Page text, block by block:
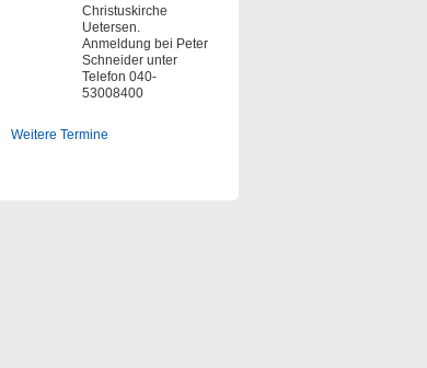
Christuskirche
Uetersen.
Anmeldung bei Peter
Schneider unter
Telefon 040-
53008400
Weitere Termine